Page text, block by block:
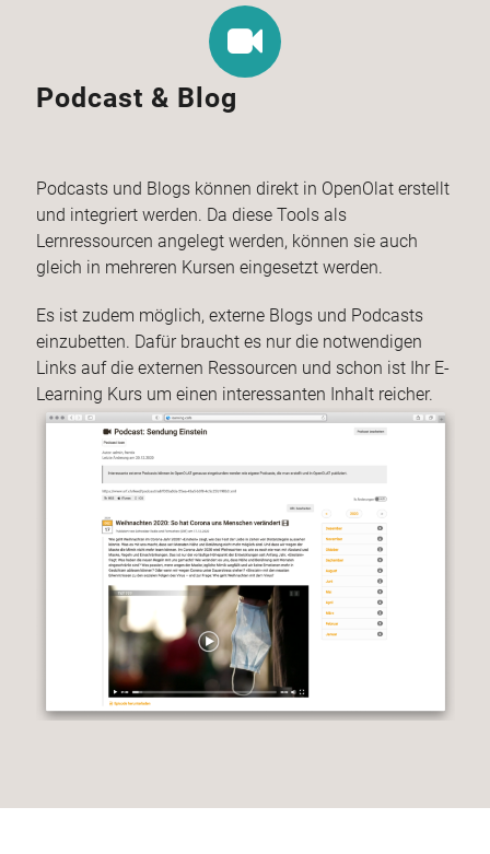
Podcast & Blog
Podcasts und Blogs können direkt in OpenOlat erstellt
und integriert werden. Da diese Tools als
Lernressourcen angelegt werden, können sie auch
gleich in mehreren Kursen eingesetzt werden.
Es ist zudem möglich, externe Blogs und Podcasts
einzubetten. Dafür braucht es nur die notwendigen
Links auf die externen Ressourcen und schon ist Ihr E-
Learning Kurs um einen interessanten Inhalt reicher.